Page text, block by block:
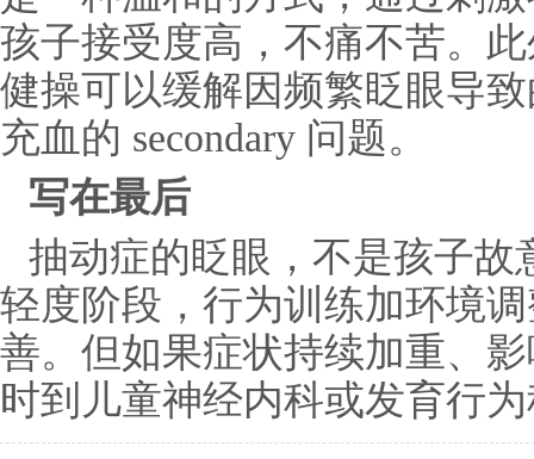
孩子接受度高，不痛不苦。
健操可以缓解因频繁眨眼导
充血的 secondary 问题。
写在最后
抽动症的眨眼，不是孩子
轻度阶段，行为训练加环境
善。但如果症状持续加重、
时到儿童神经内科或发育行